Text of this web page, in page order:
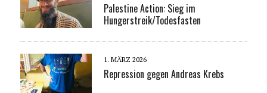
Palestine Action: Sieg im
Hungerstreik/Todesfasten
1. MÄRZ 2026
Repression gegen Andreas Krebs